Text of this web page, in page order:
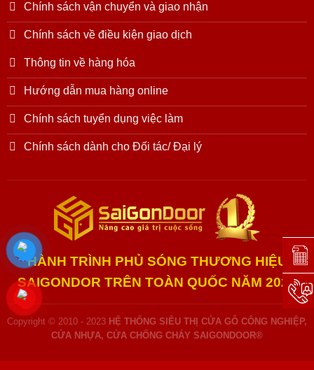
Chính sách vận chuyển và giao nhận
Chính sách về điều kiện giao dịch
Thông tin về hàng hóa
Hướng dẫn mua hàng online
Chính sách tuyển dụng việc làm
Chính sách dành cho Đối tác/ Đại lý
HÀNH TRÌNH PHỦ SÓNG THƯƠNG HIỆU
SAIGONDOR TRÊN TOÀN QUỐC NĂM 2025
Copyright © 2010 - 2023 HỆ THỐNG SIÊU THỊ CỬA GỖ CÔNG NGHIỆP,
CỬA NHỰA, CỬA CHỐNG CHÁY SAIGONDOOR®
Đặt